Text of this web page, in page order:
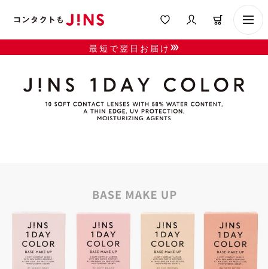
最短で翌日お届け